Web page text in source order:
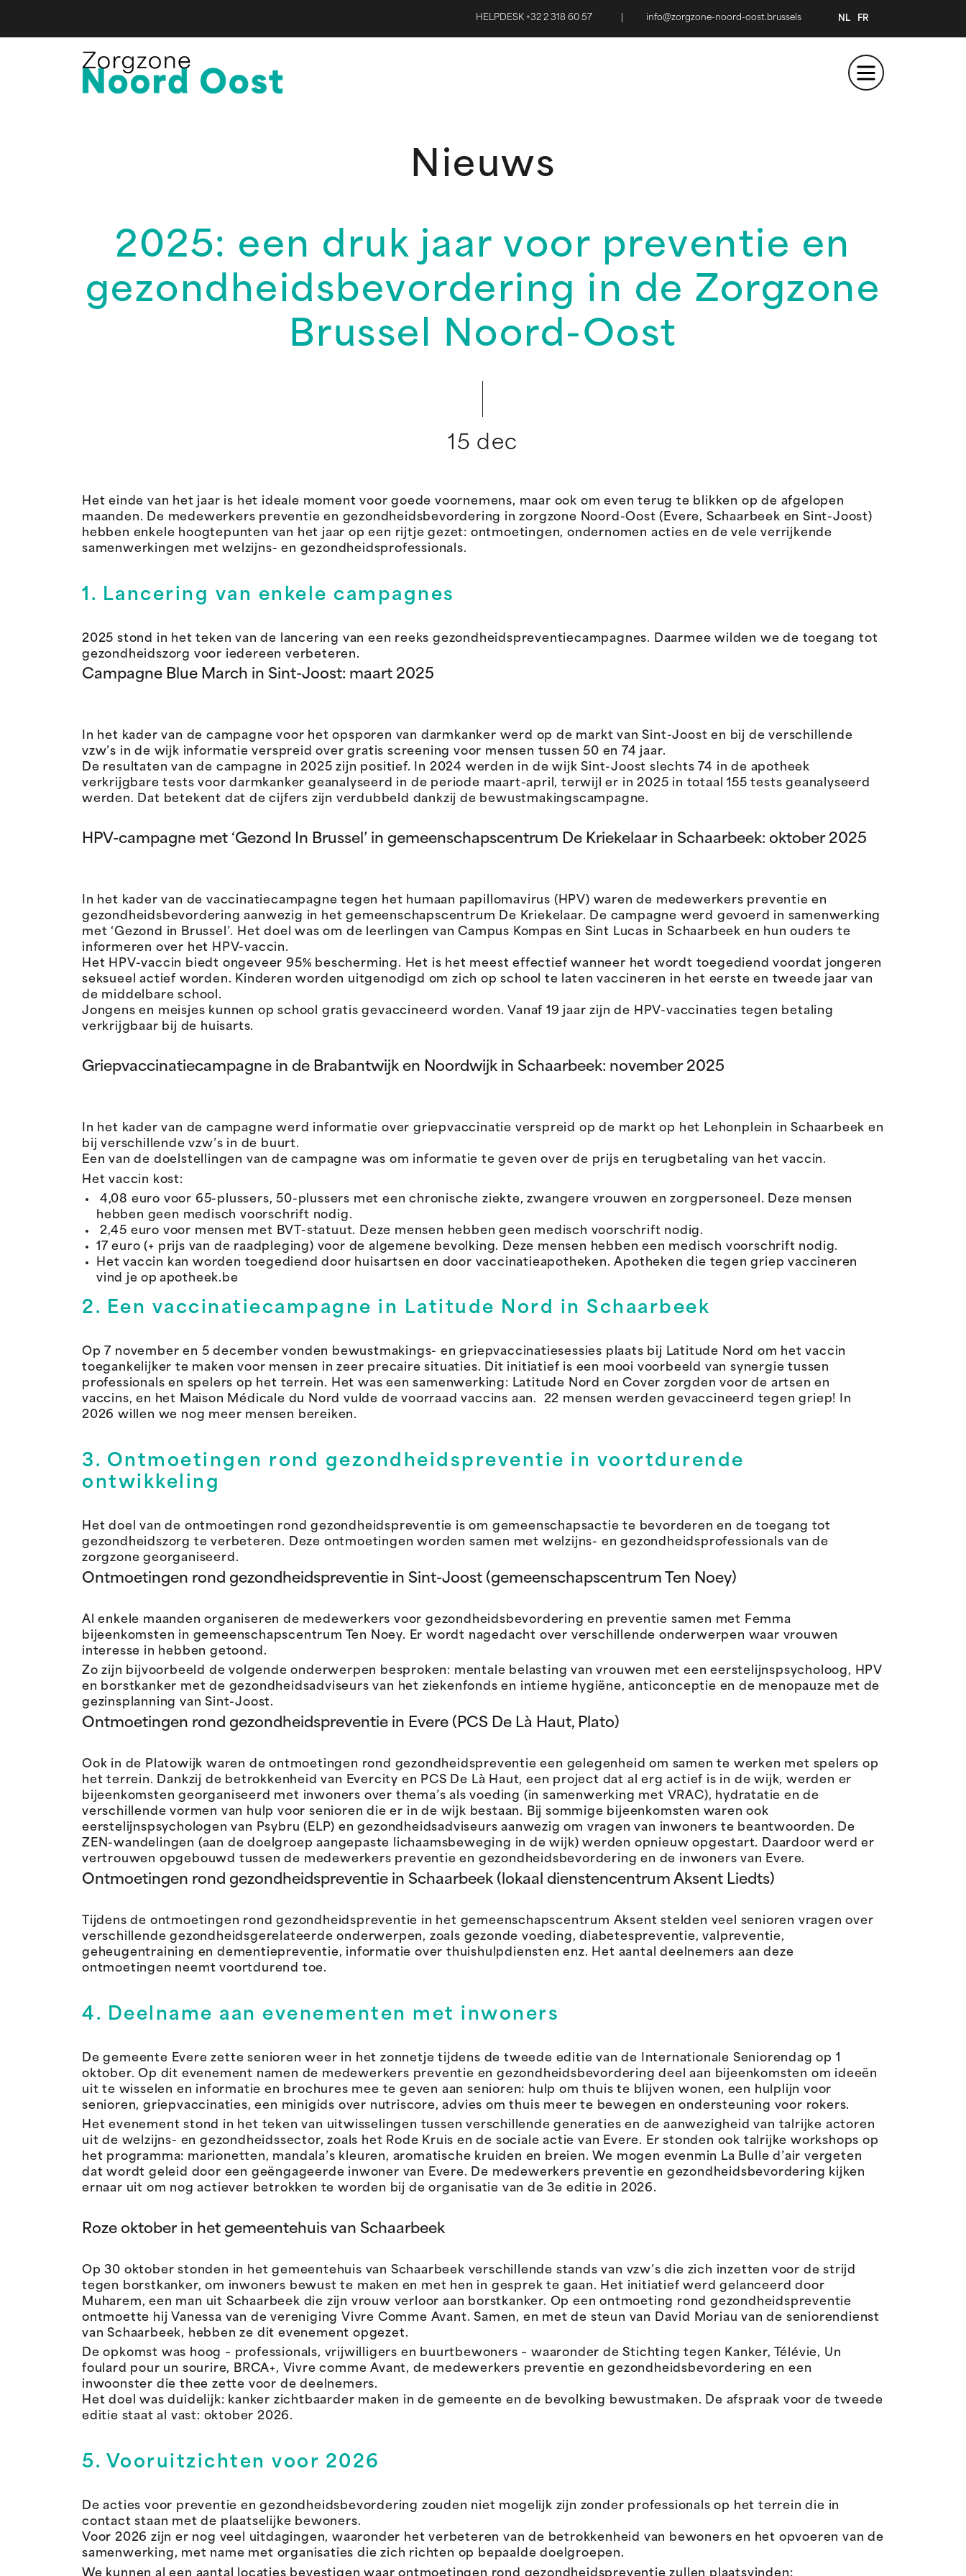
HELPDESK +32 2 318 60 57 info@zorgzone-noord-oost.brussels NL FR
Nieuws
2025: een druk jaar voor preventie en
gezondheidsbevordering in de Zorgzone
Brussel Noord-Oost
15 dec
Het einde van het jaar is het ideale moment voor goede voornemens, maar ook om even terug te blikken op de afgelopen
maanden. De medewerkers preventie en gezondheidsbevordering in zorgzone Noord-Oost (Evere, Schaarbeek en Sint-Joost)
hebben enkele hoogtepunten van het jaar op een rijtje gezet: ontmoetingen, ondernomen acties en de vele verrijkende
samenwerkingen met welzijns- en gezondheidsprofessionals.
1. Lancering van enkele campagnes
2025 stond in het teken van de lancering van een reeks gezondheidspreventiecampagnes. Daarmee wilden we de toegang tot
gezondheidszorg voor iedereen verbeteren.
Campagne Blue March in Sint-Joost: maart 2025
In het kader van de campagne voor het opsporen van darmkanker werd op de markt van Sint-Joost en bij de verschillende
vzw’s in de wijk informatie verspreid over gratis screening voor mensen tussen 50 en 74 jaar.
De resultaten van de campagne in 2025 zijn positief. In 2024 werden in de wijk Sint-Joost slechts 74 in de apotheek
verkrijgbare tests voor darmkanker geanalyseerd in de periode maart-april, terwijl er in 2025 in totaal 155 tests geanalyseerd
werden. Dat betekent dat de cijfers zijn verdubbeld dankzij de bewustmakingscampagne.
HPV-campagne met ‘Gezond In Brussel’ in gemeenschapscentrum De Kriekelaar in Schaarbeek: oktober 2025
In het kader van de vaccinatiecampagne tegen het humaan papillomavirus (HPV) waren de medewerkers preventie en
gezondheidsbevordering aanwezig in het gemeenschapscentrum De Kriekelaar. De campagne werd gevoerd in samenwerking
met ‘Gezond in Brussel’. Het doel was om de leerlingen van Campus Kompas en Sint Lucas in Schaarbeek en hun ouders te
informeren over het HPV-vaccin.
Het HPV-vaccin biedt ongeveer 95% bescherming. Het is het meest effectief wanneer het wordt toegediend voordat jongeren
seksueel actief worden. Kinderen worden uitgenodigd om zich op school te laten vaccineren in het eerste en tweede jaar van
de middelbare school.
Jongens en meisjes kunnen op school gratis gevaccineerd worden. Vanaf 19 jaar zijn de HPV-vaccinaties tegen betaling
verkrijgbaar bij de huisarts.
Griepvaccinatiecampagne in de Brabantwijk en Noordwijk in Schaarbeek: november 2025
In het kader van de campagne werd informatie over griepvaccinatie verspreid op de markt op het Lehonplein in Schaarbeek en
bij verschillende vzw’s in de buurt.
Een van de doelstellingen van de campagne was om informatie te geven over de prijs en terugbetaling van het vaccin.
Het vaccin kost:
4,08 euro voor 65-plussers, 50-plussers met een chronische ziekte, zwangere vrouwen en zorgpersoneel. Deze mensen
hebben geen medisch voorschrift nodig.
2,45 euro voor mensen met BVT-statuut. Deze mensen hebben geen medisch voorschrift nodig.
17 euro (+ prijs van de raadpleging) voor de algemene bevolking. Deze mensen hebben een medisch voorschrift nodig.
Het vaccin kan worden toegediend door huisartsen en door vaccinatieapotheken. Apotheken die tegen griep vaccineren
vind je op apotheek.be
2. Een vaccinatiecampagne in Latitude Nord in Schaarbeek
Op 7 november en 5 december vonden bewustmakings- en griepvaccinatiesessies plaats bij Latitude Nord om het vaccin
toegankelijker te maken voor mensen in zeer precaire situaties. Dit initiatief is een mooi voorbeeld van synergie tussen
professionals en spelers op het terrein. Het was een samenwerking: Latitude Nord en Cover zorgden voor de artsen en
vaccins, en het Maison Médicale du Nord vulde de voorraad vaccins aan. 22 mensen werden gevaccineerd tegen griep! In
2026 willen we nog meer mensen bereiken.
3. Ontmoetingen rond gezondheidspreventie in voortdurende
ontwikkeling
Het doel van de ontmoetingen rond gezondheidspreventie is om gemeenschapsactie te bevorderen en de toegang tot
gezondheidszorg te verbeteren. Deze ontmoetingen worden samen met welzijns- en gezondheidsprofessionals van de
zorgzone georganiseerd.
Ontmoetingen rond gezondheidspreventie in Sint-Joost (gemeenschapscentrum Ten Noey)
Al enkele maanden organiseren de medewerkers voor gezondheidsbevordering en preventie samen met Femma
bijeenkomsten in gemeenschapscentrum Ten Noey. Er wordt nagedacht over verschillende onderwerpen waar vrouwen
interesse in hebben getoond.
Zo zijn bijvoorbeeld de volgende onderwerpen besproken: mentale belasting van vrouwen met een eerstelijnspsycholoog, HPV
en borstkanker met de gezondheidsadviseurs van het ziekenfonds en intieme hygiëne, anticonceptie en de menopauze met de
gezinsplanning van Sint-Joost.
Ontmoetingen rond gezondheidspreventie in Evere (PCS De Là Haut, Plato)
Ook in de Platowijk waren de ontmoetingen rond gezondheidspreventie een gelegenheid om samen te werken met spelers op
het terrein. Dankzij de betrokkenheid van Evercity en PCS De Là Haut, een project dat al erg actief is in de wijk, werden er
bijeenkomsten georganiseerd met inwoners over thema’s als voeding (in samenwerking met VRAC), hydratatie en de
verschillende vormen van hulp voor senioren die er in de wijk bestaan. Bij sommige bijeenkomsten waren ook
eerstelijnspsychologen van Psybru (ELP) en gezondheidsadviseurs aanwezig om vragen van inwoners te beantwoorden. De
ZEN-wandelingen (aan de doelgroep aangepaste lichaamsbeweging in de wijk) werden opnieuw opgestart. Daardoor werd er
vertrouwen opgebouwd tussen de medewerkers preventie en gezondheidsbevordering en de inwoners van Evere.
Ontmoetingen rond gezondheidspreventie in Schaarbeek (lokaal dienstencentrum Aksent Liedts)
Tijdens de ontmoetingen rond gezondheidspreventie in het gemeenschapscentrum Aksent stelden veel senioren vragen over
verschillende gezondheidsgerelateerde onderwerpen, zoals gezonde voeding, diabetespreventie, valpreventie,
geheugentraining en dementiepreventie, informatie over thuishulpdiensten enz. Het aantal deelnemers aan deze
ontmoetingen neemt voortdurend toe.
4. Deelname aan evenementen met inwoners
De gemeente Evere zette senioren weer in het zonnetje tijdens de tweede editie van de Internationale Seniorendag op 1
oktober. Op dit evenement namen de medewerkers preventie en gezondheidsbevordering deel aan bijeenkomsten om ideeën
uit te wisselen en informatie en brochures mee te geven aan senioren: hulp om thuis te blijven wonen, een hulplijn voor
senioren, griepvaccinaties, een minigids over nutriscore, advies om thuis meer te bewegen en ondersteuning voor rokers.
Het evenement stond in het teken van uitwisselingen tussen verschillende generaties en de aanwezigheid van talrijke actoren
uit de welzijns- en gezondheidssector, zoals het Rode Kruis en de sociale actie van Evere. Er stonden ook talrijke workshops op
het programma: marionetten, mandala’s kleuren, aromatische kruiden en breien. We mogen evenmin La Bulle d’air vergeten
dat wordt geleid door een geëngageerde inwoner van Evere. De medewerkers preventie en gezondheidsbevordering kijken
ernaar uit om nog actiever betrokken te worden bij de organisatie van de 3e editie in 2026.
Roze oktober in het gemeentehuis van Schaarbeek
Op 30 oktober stonden in het gemeentehuis van Schaarbeek verschillende stands van vzw’s die zich inzetten voor de strijd
tegen borstkanker, om inwoners bewust te maken en met hen in gesprek te gaan. Het initiatief werd gelanceerd door
Muharem, een man uit Schaarbeek die zijn vrouw verloor aan borstkanker. Op een ontmoeting rond gezondheidspreventie
ontmoette hij Vanessa van de vereniging Vivre Comme Avant. Samen, en met de steun van David Moriau van de seniorendienst
van Schaarbeek, hebben ze dit evenement opgezet.
De opkomst was hoog – professionals, vrijwilligers en buurtbewoners – waaronder de Stichting tegen Kanker, Télévie, Un
foulard pour un sourire, BRCA+, Vivre comme Avant, de medewerkers preventie en gezondheidsbevordering en een
inwoonster die thee zette voor de deelnemers.
Het doel was duidelijk: kanker zichtbaarder maken in de gemeente en de bevolking bewustmaken. De afspraak voor de tweede
editie staat al vast: oktober 2026.
5. Vooruitzichten voor 2026
De acties voor preventie en gezondheidsbevordering zouden niet mogelijk zijn zonder professionals op het terrein die in
contact staan met de plaatselijke bewoners.
Voor 2026 zijn er nog veel uitdagingen, waaronder het verbeteren van de betrokkenheid van bewoners en het opvoeren van de
samenwerking, met name met organisaties die zich richten op bepaalde doelgroepen.
We kunnen al een aantal locaties bevestigen waar ontmoetingen rond gezondheidspreventie zullen plaatsvinden: